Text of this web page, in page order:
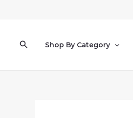
PaieškaShop By Category